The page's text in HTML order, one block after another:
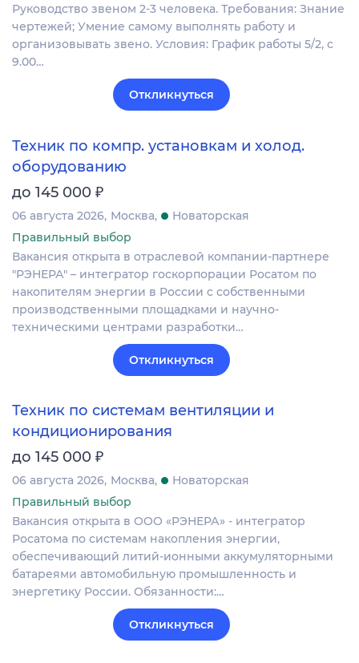
Руководство звеном 2-3 человека. Требования: Знание
чертежей; Умение самому выполнять работу и
организовывать звено. Условия: График работы 5/2, с
9.00…
Откликнуться
Техник по компр. установкам и холод.
оборудованию
до 145 000 ₽
06 августа 2026 Москва
Новаторская
Правильный выбор
Вакансия открыта в отраслевой компании-партнере
"РЭНЕРА" – интегратор госкорпорации Росатом по
накопителям энергии в России с собственными
производственными площадками и научно-
техническими центрами разработки…
Откликнуться
Техник по системам вентиляции и
кондиционирования
до 145 000 ₽
06 августа 2026 Москва
Новаторская
Правильный выбор
Вакансия открыта в ООО «РЭНЕРА» - интегратор
Росатома по системам накопления энергии,
обеспечивающий литий-ионными аккумуляторными
батареями автомобильную промышленность и
энергетику России. Обязанности:…
Откликнуться